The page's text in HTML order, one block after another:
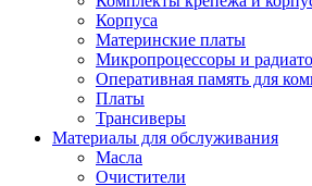
Корпуса
Материнские платы
Микропроцессоры и
Оперативная память для
Платы
Трансиверы
Материалы для обслуживания
Масла
Очистители